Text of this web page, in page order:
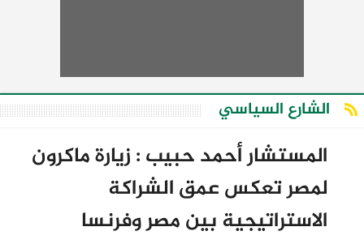
الشارع السياسي
المستشار أحمد حبيب : زيارة ماكرون
لمصر تعكس عمق الشراكة
الاستراتيجية بين مصر وفرنسا